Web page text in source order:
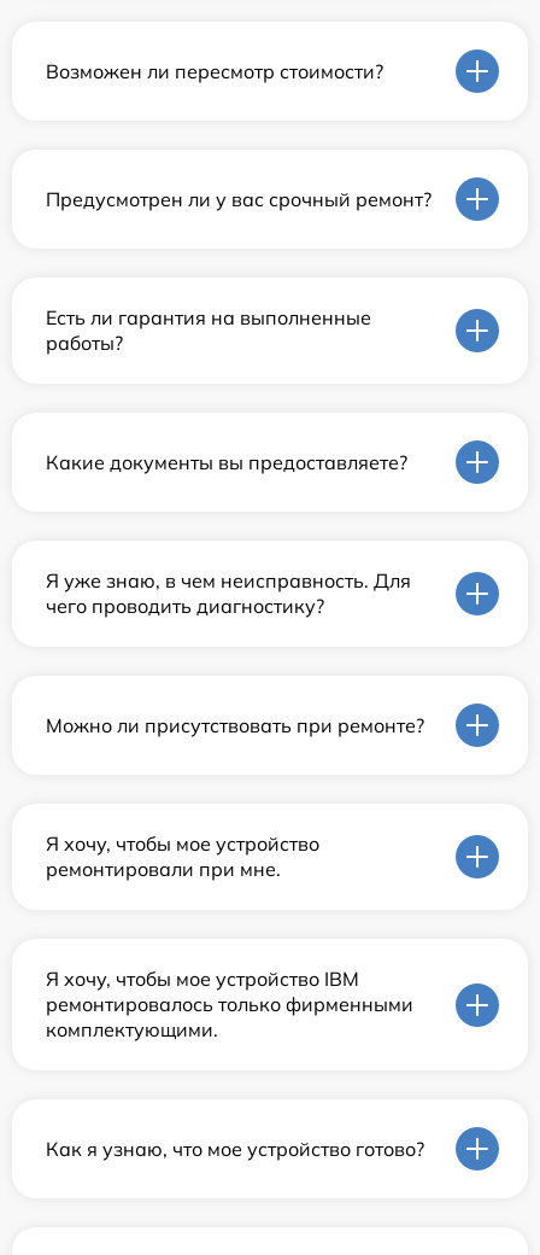
Возможен ли пересмотр стоимости?
Предусмотрен ли у вас срочный ремонт?
Есть ли гарантия на выполненные
работы?
Какие документы вы предоставляете?
Я уже знаю, в чем неисправность. Для
чего проводить диагностику?
Можно ли присутствовать при ремонте?
Я хочу, чтобы мое устройство
ремонтировали при мне.
Я хочу, чтобы мое устройство IBM
ремонтировалось только фирменными
комплектующими.
Как я узнаю, что мое устройство готово?